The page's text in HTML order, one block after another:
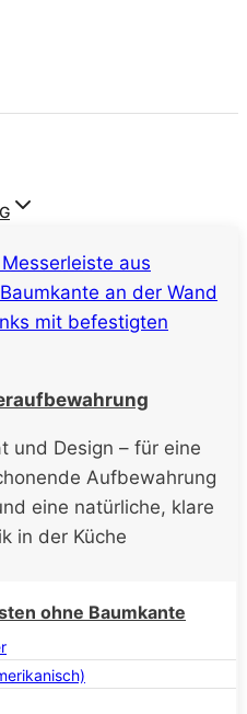
und Design – für eine
Aufbewahrung
eine natürliche, klare
in der Küche
ohne Baumkante